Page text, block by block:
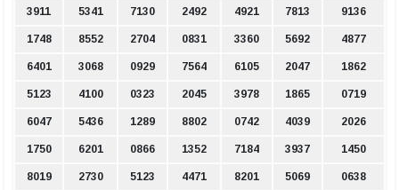
3911 5341 7130 2492 4921 7813 9136
1748 8552 2704 0831 3360 5692 4877
6401 3068 0929 7564 6105 2047 1862
5123 4100 0323 2045 3978 1865 0719
6047 5436 1289 8802 0742 4039 2026
1750 6201 0866 1352 7184 3937 1450
8019 2730 5123 4471 8201 5069 0638